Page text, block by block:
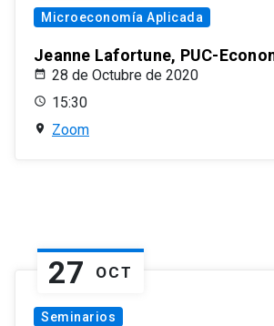
Microeconomía Aplicada
Jeanne Lafortune, PUC-
28 de Octubre de 2020
15:30
Zoom
27 OCT
Seminarios